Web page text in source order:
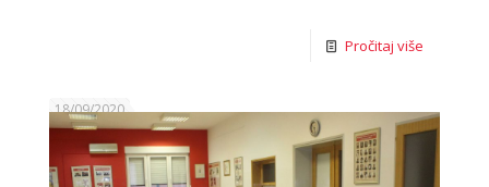
Pročitaj više
18/09/2020